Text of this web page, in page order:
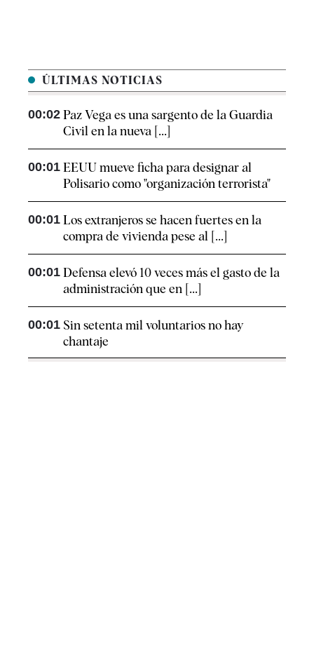
ÚLTIMAS NOTICIAS
00:02 Paz Vega es una sargento de la Guardia
Civil en la nueva [...]
00:01 EEUU mueve ficha para designar al
Polisario como "organización terrorista"
00:01 Los extranjeros se hacen fuertes en la
compra de vivienda pese al [...]
00:01 Defensa elevó 10 veces más el gasto de la
administración que en [...]
00:01 Sin setenta mil voluntarios no hay
chantaje